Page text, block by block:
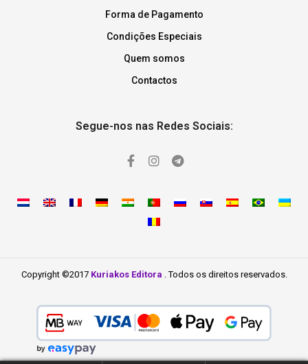
Forma de Pagamento
Condições Especiais
Quem somos
Contactos
Segue-nos nas Redes Sociais:
Copyright ©2017 Kuriakos Editora . Todos os direitos reservados.